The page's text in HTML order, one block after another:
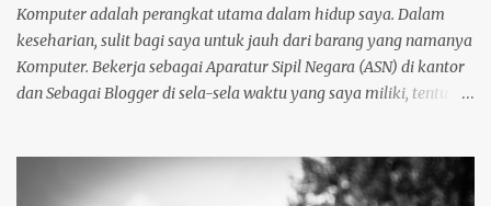
Komputer adalah perangkat utama dalam hidup saya. Dalam
keseharian, sulit bagi saya untuk jauh dari barang yang namanya
Komputer. Bekerja sebagai Aparatur Sipil Negara (ASN) di kantor
dan Sebagai Blogger di sela-sela waktu yang saya miliki, tentu
komputer juga saya gunakan untuk mengolah foto dan
mempublishnya ke social media yang saya miliki, memindahkan